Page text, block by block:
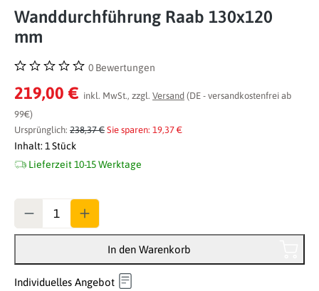
Wanddurchführung Raab 130x120
mm
Durchschnittliche Bewertung von 0 von 5 Sternen
0 Bewertungen
219,00 € inkl. MwSt., zzgl. Versand (DE - versandkostenfrei ab
99€)
Ursprünglich: 238,37 € Sie sparen: 19,37 €
Inhalt: 1 Stück
Lieferzeit 10-15 Werktage
In den Warenkorb
Individuelles Angebot